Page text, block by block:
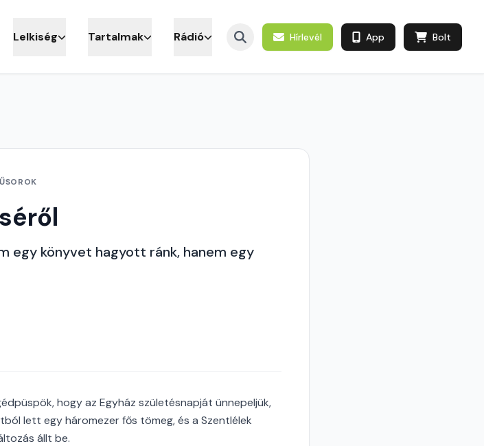
Lelkiség Tartalmak Rádió Hírlevél App Bolt
egy könyvet hagyott ránk, hanem egy
hogy az Egyház születésnapját ünnepeljük,
lett egy háromezer fős tömeg, és a Szentlélek
állt be.